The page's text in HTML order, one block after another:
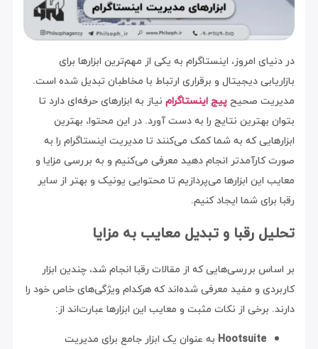
در دنیای امروز، اینستاگرام به یکی از مهم‌ترین ابزارها برای
بازاریابی دیجیتال و برقراری ارتباط با مخاطبان تبدیل شده است.
مدیریت صحیحپیج اینستاگرام نیاز به ابزارهای حرفه‌ای دارد تا
بتوان بهترین نتایج را به دست آورد. در این محتوا، بهترین
ابزارهایی که به شما کمک می‌کنند تا مدیریت اینستاگرام را به
صورت کارآمدتر انجام دهید معرفی می‌کنیم و به بررسی مزایا و
معایب این ابزارها می‌پردازیم تا محتوایی یونیک و بهتر از سایر
رقبا برای شما ایجاد کنیم.
تحلیل رقبا و تبدیل معایب به مزایا
بر اساس بررسی‌هایی که از مقالات رقبا انجام شد، چندین ابزار
کاربردی و مفید معرفی شده‌اند که هرکدام ویژگی‌های خاص خود را
دارند. برخی از نکات مثبت و معایب این ابزارها عبارت‌اند از:
Hootsuite به عنوان یک ابزار جامع برای مدیریت